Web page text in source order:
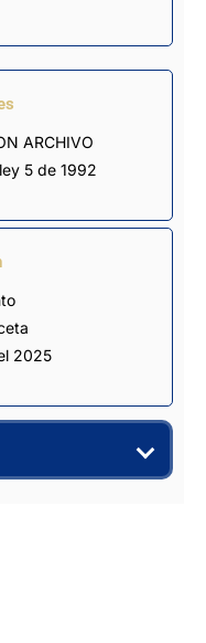
ARCHIVO
5 de 1992
2025